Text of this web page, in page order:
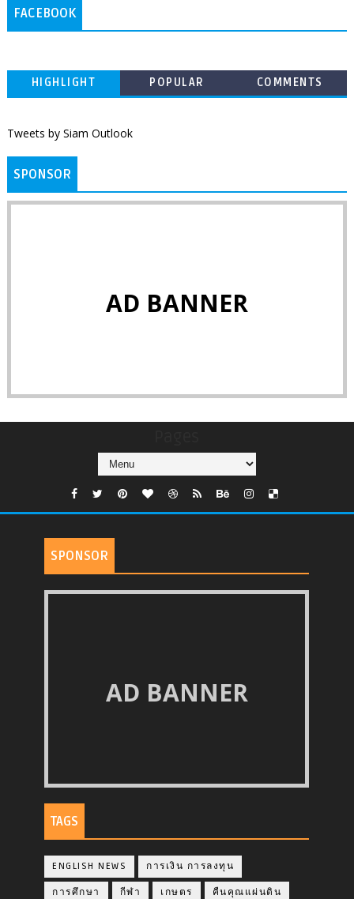
FACEBOOK
HIGHLIGHT POPULAR COMMENTS
Tweets by Siam Outlook
SPONSOR
AD BANNER
SPONSOR
AD BANNER
TAGS
ENGLISH NEWS การเงิน การลงทุน
การศึกษา กีฬา เกษตร คืนคุณแผ่นดิน